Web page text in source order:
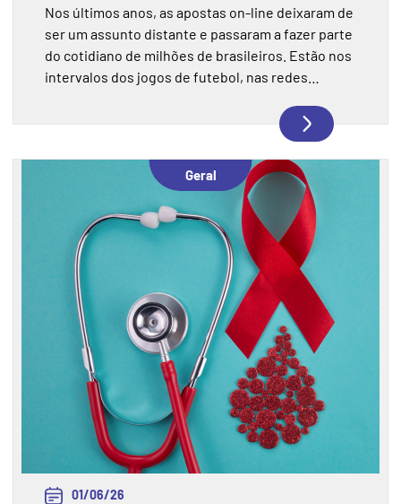
Nos últimos anos, as apostas on-line deixaram de
ser um assunto distante e passaram a fazer parte
do cotidiano de milhões de brasileiros. Estão nos
intervalos dos jogos de futebol, nas redes
E, cada vez mais, também estão entre os fatores
que afetam a saúde mental e o desempenho das
pessoas dentro das empresas.
Geral
01/06/26